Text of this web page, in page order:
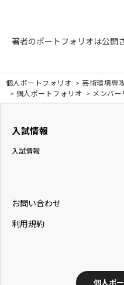
著者のポートフォリオは公開
個人ポートフォリオ
芸術環境専
個人ポートフォリオ
メンバー
お問い合わせ
利用規約
個人ポ
入試情報
入試情報